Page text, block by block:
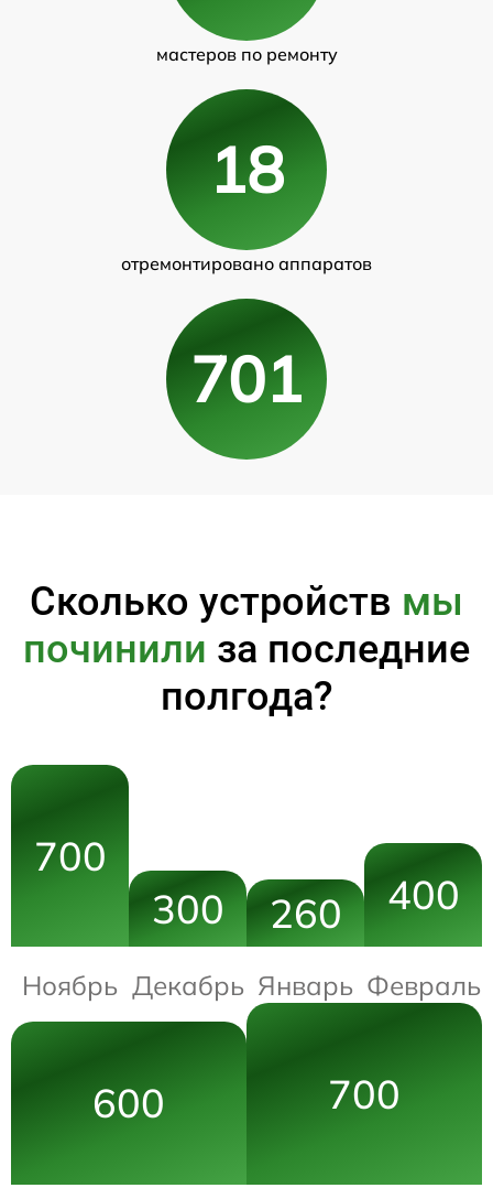
мастеров по ремонту
18
отремонтировано аппаратов
701
Сколько устройств мы
починили за последние
полгода?
700
Ноябрь
300
Декабрь
260
Январь
400
Февраль
600 700